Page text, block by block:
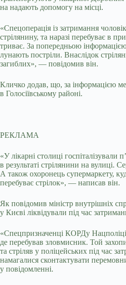
на надають допомогу на місці.
«Спецоперація із затримання
стрілянину, та наразі перебуває в
триває. За попередньою
лунають постріли. Внаслідок
загиблих», — повідомив він.
Кличко додав, що, за інформацією
в Голосіївському районі.
РЕКЛАМА
«У лікарні столиці госпіталізували
в результаті стрілянини на вулиці.
А також охоронець супермаркету,
перебуває стрілок», — написав він.
Як повідомив міністр внутрішніх
у Києві ліквідували під час
«Спецпризначенці КОРДу
де перебував зловмисник. Той
та стріляв у поліцейських під час
намагалися сконтактувати
у повідомленні.